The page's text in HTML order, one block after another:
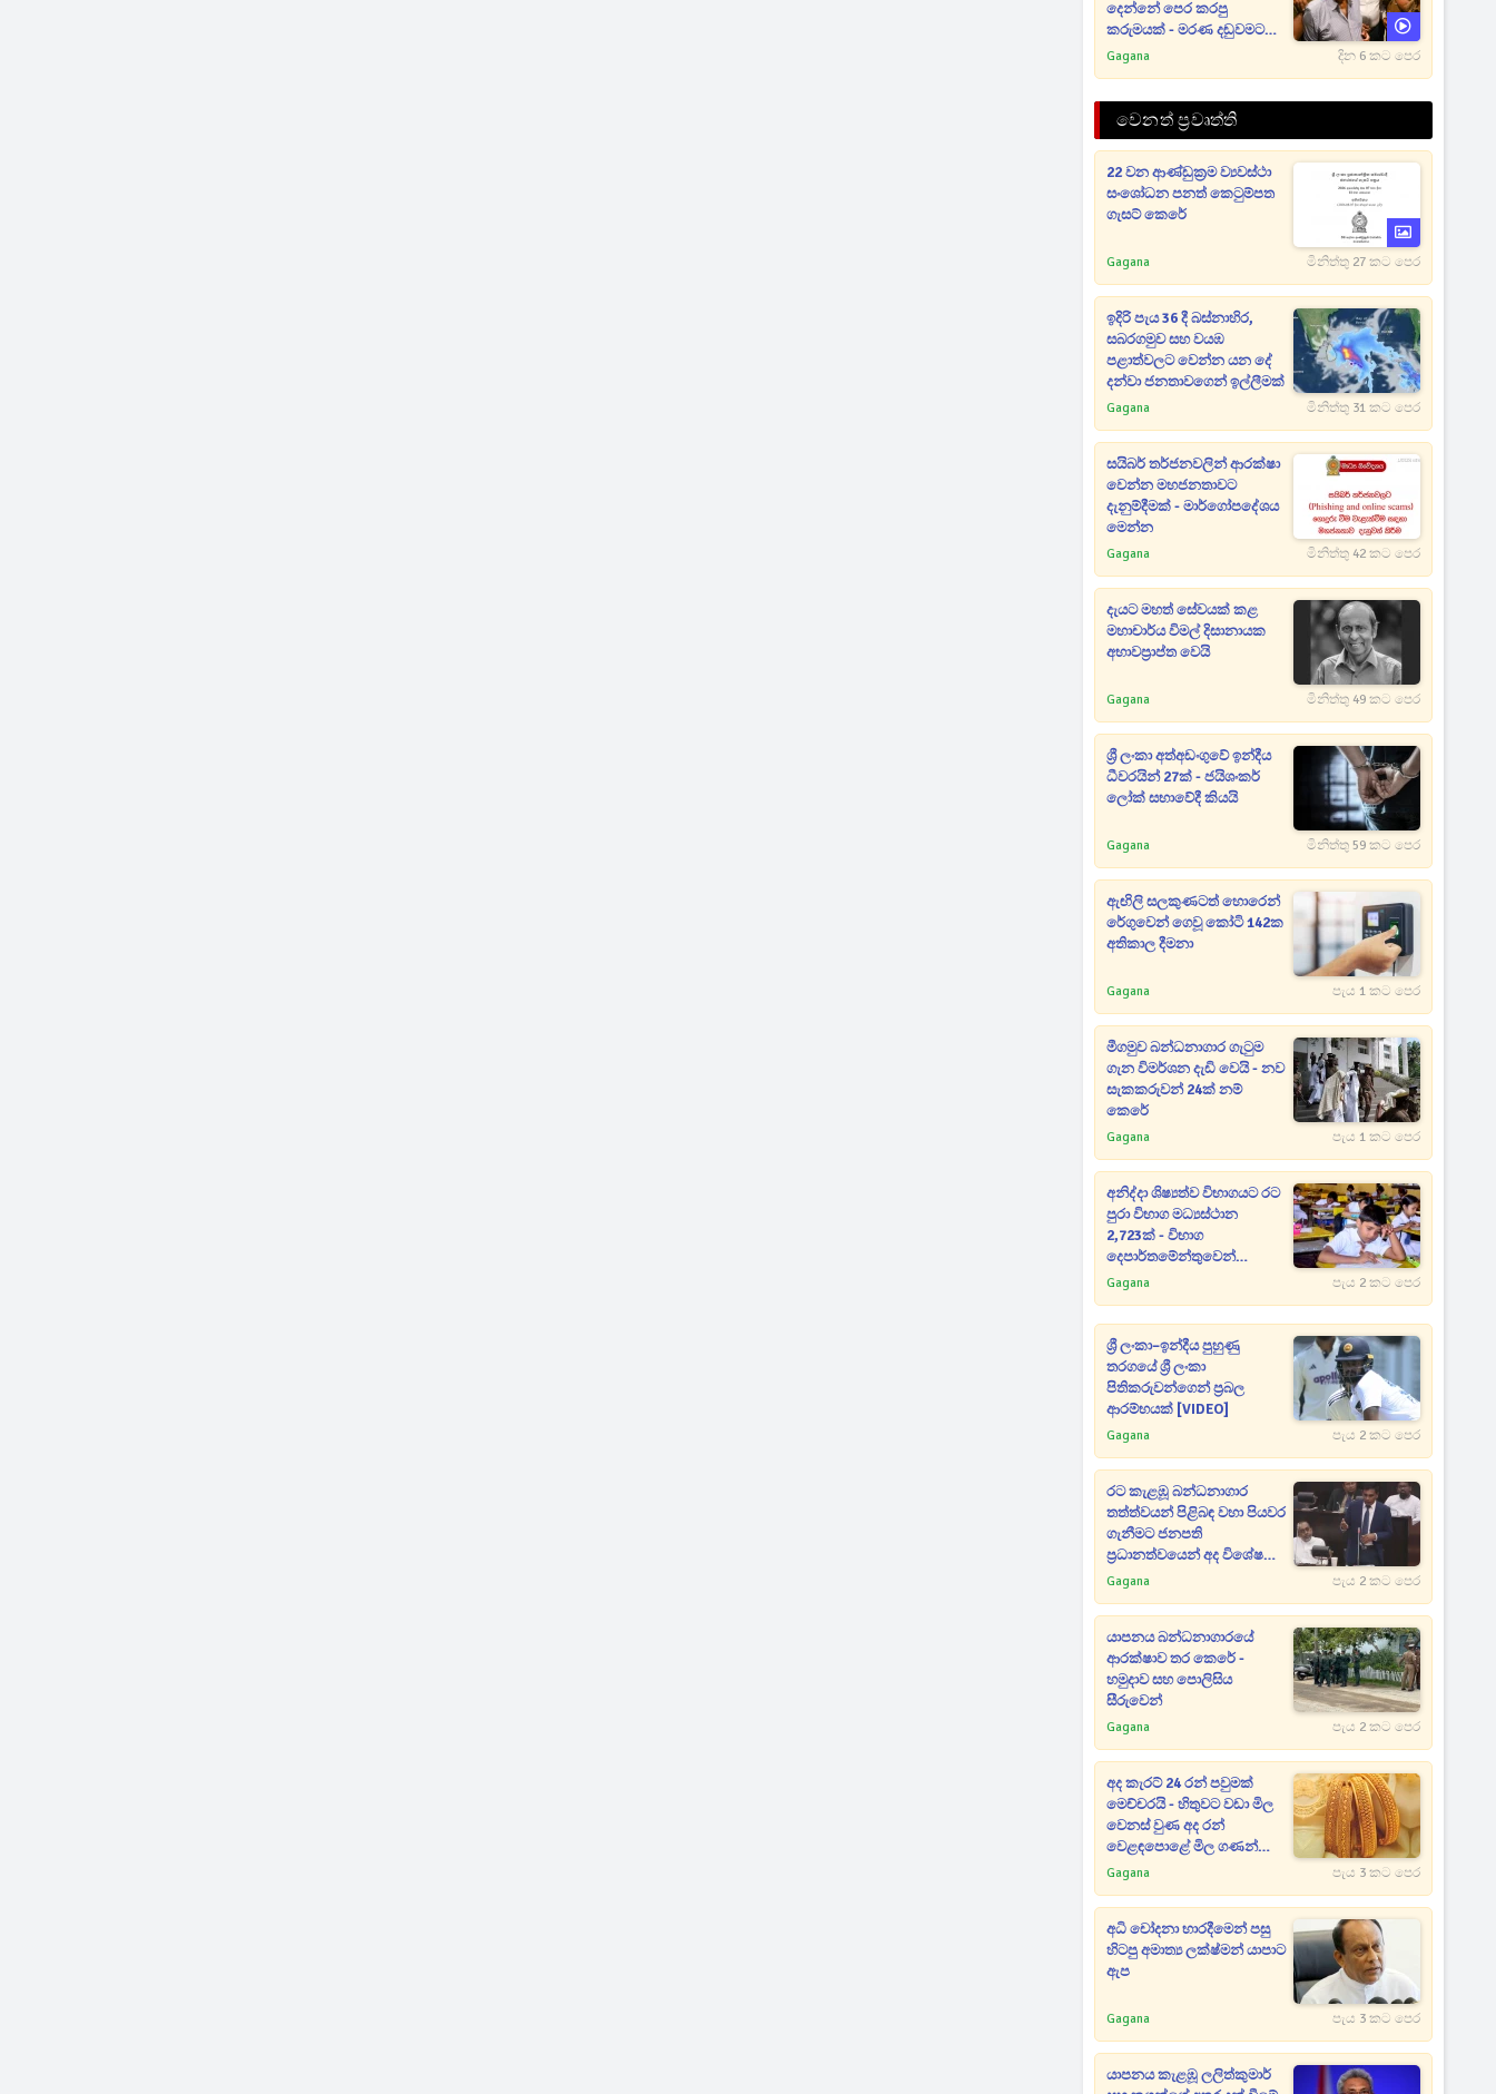
දෙන්නේ පෙර කරපු
කරුමයක් - මරණ දඬුවමට
කළින් කට ඇරපු පූජිත් හඬා
Gagana දින 6 කට පෙර
වෙනත් ප්‍රවෘත්ති
22 වන ආණ්ඩුක්‍රම ව්‍යවස්ථා
සංශෝධන පනත් කෙටුම්පත
ගැසට් කෙරේ
Gagana මිනිත්තු 27 කට පෙර
ඉදිරි පැය 36 දී බස්නාහිර,
සබරගමුව සහ වයඹ
පළාත්වලට වෙන්න යන දේ
දන්වා ජනතාවගෙන් ඉල්ලීමක්
Gagana මිනිත්තු 31 කට පෙර
සයිබර් තර්ජනවලින් ආරක්ෂා
වෙන්න මහජනතාවට
දැනුම්දීමක් - මාර්ගෝපදේශය
මෙන්න
Gagana මිනිත්තු 42 කට පෙර
දැයට මහත් සේවයක් කළ
මහාචාර්ය විමල් දිසානායක
අභාවප්‍රාප්ත වෙයි
Gagana මිනිත්තු 49 කට පෙර
ශ්‍රී ලංකා අත්අඩංගුවේ ඉන්දීය
ධීවරයින් 27ක් - ජයිශංකර්
ලෝක් සභාවේදී කියයි
Gagana මිනිත්තු 59 කට පෙර
ඇඟිලි සලකුණටත් හොරෙන්
රේගුවෙන් ගෙවූ කෝටි 142ක
අතිකාල දීමනා
Gagana පැය 1 කට පෙර
මීගමුව බන්ධනාගාර ගැටුම
ගැන විමර්ශන දැඩි වෙයි - නව
සැකකරුවන් 24ක් නම්
කෙරේ
Gagana පැය 1 කට පෙර
අනිද්දා ශිෂ්‍යත්ව විභාගයට රට
පුරා විභාග මධ්‍යස්ථාන
2,723ක් - විභාග
දෙපාර්තමේන්තුවෙන්
දැනුම්දීමක්
Gagana පැය 2 කට පෙර
ශ්‍රී ලංකා–ඉන්දීය පුහුණු
තරගයේ ශ්‍රී ලංකා
පිතිකරුවන්ගෙන් ප්‍රබල
ආරම්භයක් [VIDEO]
Gagana පැය 2 කට පෙර
රට කැළඹූ බන්ධනාගාර
තත්ත්වයන් පිළිබඳ වහා පියවර
ගැනීමට ජනපති
ප්‍රධානත්වයෙන් අද විශේෂ
සාකච්ඡාවක්
Gagana පැය 2 කට පෙර
යාපනය බන්ධනාගාරයේ
ආරක්ෂාව තර කෙරේ -
හමුදාව සහ පොලිසිය
සීරුවෙන්
Gagana පැය 2 කට පෙර
අද කැරට් 24 රන් පවුමක්
මෙච්චරයි - හිතුවට වඩා මිල
වෙනස් වුණ අද රන්
වෙළඳපොළේ මිල ගණන්
මෙන්න
Gagana පැය 3 කට පෙර
අධි චෝදනා භාරදීමෙන් පසු
හිටපු අමාත්‍ය ලක්ෂ්මන් යාපාට
ඇප
Gagana පැය 3 කට පෙර
යාපනය කැළඹූ ලලිත්කුමාර්